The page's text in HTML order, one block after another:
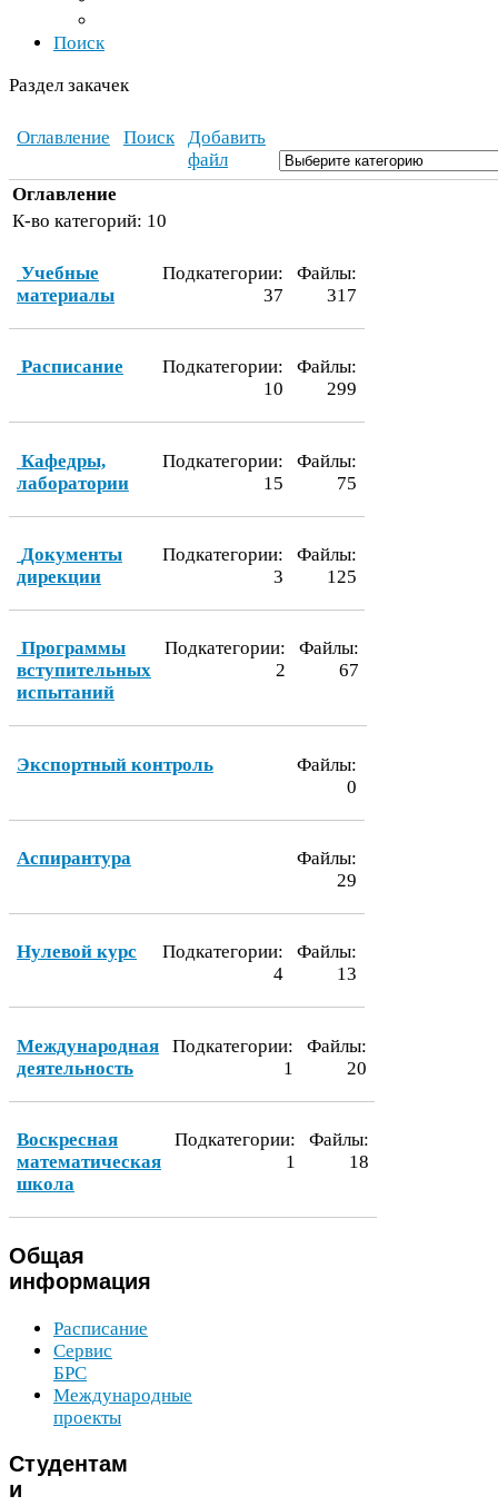
Поиск
Раздел закачек
Оглавление Поиск
Добавить
файл
Оглавление
К-​во категорий: 10
Учебные
материалы
Подкатегории:
37
Файлы:
317
Расписание
Подкатегории:
10
Файлы:
299
Кафедры,
лаборатории
Подкатегории:
15
Файлы:
75
Документы
дирекции
Подкатегории:
3
Файлы:
125
Программы
вступительных
испытаний
Подкатегории:
2
Файлы:
67
Экспортный контроль
Файлы:
0
Аспирантура
Файлы:
29
Нулевой курс
Подкатегории:
4
Файлы:
13
Международная
деятельность
Подкатегории:
1
Файлы:
20
Воскресная
математическая
школа
Подкатегории:
1
Файлы:
18
Общая
информация
Расписание
Сервис
БРС
Международные
проекты
Студентам
и